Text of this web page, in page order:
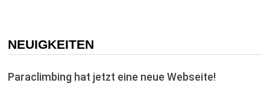
NEUIGKEITEN
Paraclimbing hat jetzt eine neue Webseite!